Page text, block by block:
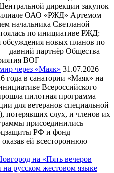
дирекции закупок
ОАО «РЖД» Артемом
начальника Светланой
по инициативе РЖД:
обсуждения новых планов по
давний партнёр Общества
ВОГ
через «Маяк» 31.07.2026
года в санатории «Маяк» на
Всероссийского
пилотная программа
для ветеранов специальной
потерявших слух, и членов их
присоединились
РФ и фонд
ей всестороннюю
на «Пять вечеров
русском жестовом языке